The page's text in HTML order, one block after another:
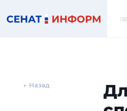
← Назад